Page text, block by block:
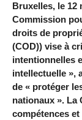
Bruxelles, le
Commission
droits de
(COD)) vise à
intentionnelles
intellectuelle »,
de « protéger
nationaux ». La
compétences